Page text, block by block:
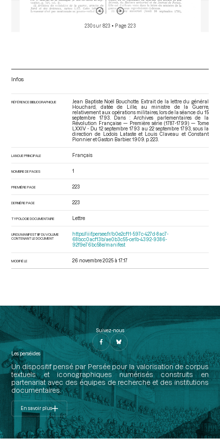
230 sur 823 • Page 223
Infos
RÉFÉRENCE BIBLIOGRAPHIQUE
Jean Baptiste Noël Bouchotte. Extrait de la lettre du général
Houchard, datée de Lille, au ministre de la Guerre,
relativement aux opérations militaires, lors de la séance du 15
septembre 1793. Dans : Archives parlementaires de la
Révolution Française — Première série (1787-1799) — Tome
LXXIV - Du 12 septembre 1793 au 22 septembre 1793 , sous la
direction de Lodoïs Lataste et Louis Claveau et Constant
Pionnier et Gaston Barbier. 1909. p. 223.
LANGUE PRINCIPALE Français
NOMBRE DE PAGES 1
PREMIÈRE PAGE 223
DERNIÈRE PAGE 223
TYPOLOGIE DOCUMENTAIRE Lettre
URI DU MANIFEST IIIF DU VOLUME
CONTENANT LE DOCUMENT
https://iiif.persee.fr/b0e2cf11-597c-427d-8ac7-
68bcc0acf13b/ae0b3c55-ce1b-4392-9386-
92f9e76bc58e/manifest
MODIFIÉ LE 26 novembre 2025 à 17:17
Suivez-nous
Les perséides
Un dispositif pensé par Persée pour la valorisation de corpus
textuels et iconographiques numérisés construits en
partenariat avec des équipes de recherche et des institutions
documentaires.
En savoir plus